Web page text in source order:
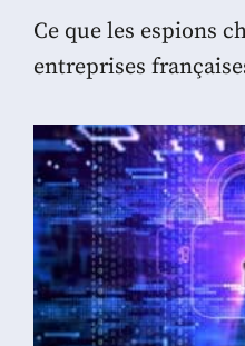
Ce que les espions
entreprises